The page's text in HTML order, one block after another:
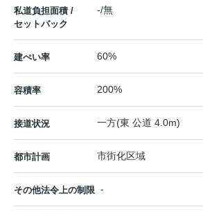
私道負担面積 /
セットバック
-/無
建ぺい率 60%
容積率 200%
接道状況 一方(東 公道 4.0m)
都市計画 市街化区域
その他法令上の制限 -